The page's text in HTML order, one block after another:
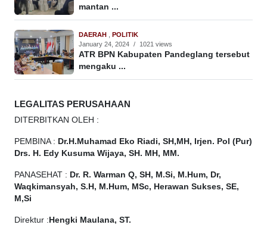
mantan ...
DAERAH
POLITIK
January 24, 2024 / 1021 views
ATR BPN Kabupaten Pandeglang tersebut
mengaku ...
LEGALITAS PERUSAHAAN
DITERBITKAN OLEH :
PEMBINA : Dr.H.Muhamad Eko Riadi, SH,MH, Irjen. Pol (Pur)
Drs. H. Edy Kusuma Wijaya, SH. MH, MM.
PANASEHAT : Dr. R. Warman Q, SH, M.Si, M.Hum, Dr,
Waqkimansyah, S.H, M.Hum, MSc, Herawan Sukses, SE,
M,Si
Direktur : Hengki Maulana, ST.